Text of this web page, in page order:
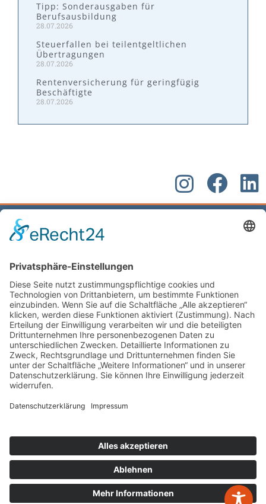
Tipp: Sonderausgaben für
Berufsausbildung
28.07.2026
Steuerfallen bei teilentgeltlichen
Übertragungen
28.07.2026
Rentenversicherung für geringfügig
Beschäftigte
28.07.2026
zurück zur Übersicht
Kontakt
W&P Steuerberatungsgesellschaft mbH & Co.
KG
05223 160002
info@wp-steuerberatung.de
Bahnhofstr. 56, 32257 Bünde
Mo. – Do.8:00 – 17:00
Fr.8:00 – 15:00
Leistungen